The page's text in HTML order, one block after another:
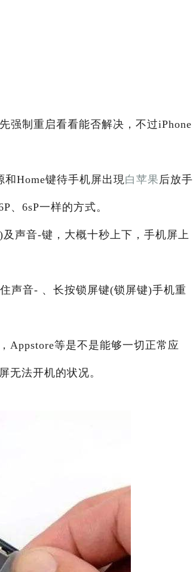
强制重启看看能否解决，不过iPhone
和Home键待手机屏出現白苹果 后放手
、6sP一样的方式。
声音-键，大概十秒上下，手机屏上
声音- 、长按锁屏键(锁屏键)手机重
Appstore等是不是能够一切正常应
无法开机的状况。